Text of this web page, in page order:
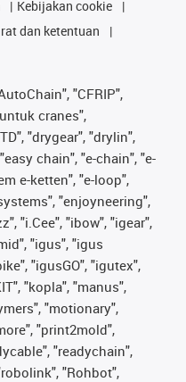
Kebijakan cookie
dan ketentuan
"CFRIP",
cranes",
"drygear", "drylin",
chain", "e-chain", "e-
e-ketten", "e-loop",
"enjoyneering",
"i.Cee", "ibow", "igear",
"igus", "igus
"igusGO", "igutex",
"kopla", "manus",
"motionary",
"print2mold",
"readychain",
"Rohbot",